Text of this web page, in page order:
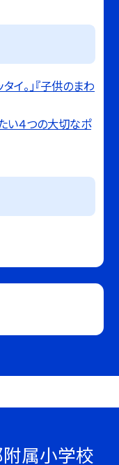
。」『子供のまわ
い４つの大切なポ
属小学校